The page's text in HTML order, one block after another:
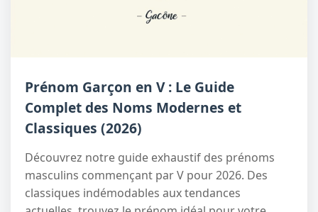
Prénom Garçon en V : Le Guide
Complet des Noms Modernes et
Classiques (2026)
Découvrez notre guide exhaustif des prénoms
masculins commençant par V pour 2026. Des
classiques indémodables aux tendances